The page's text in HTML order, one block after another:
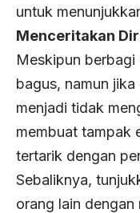
untuk
Menceritakan
Meskipun
bagus, namun
menjadi tidak
membuat tampak
tertarik dengan
Sebaliknya,
orang lain dengan